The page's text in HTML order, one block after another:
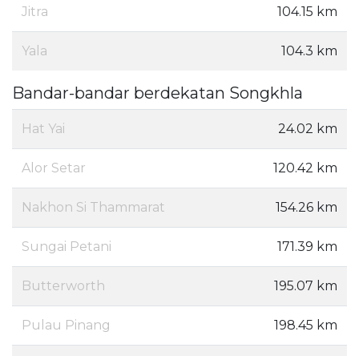
Jitra 104.15 km
Yala 104.3 km
Bandar-bandar berdekatan Songkhla
Hat Yai 24.02 km
Alor Setar 120.42 km
Nakhon Si Thammarat 154.26 km
Sungai Petani 171.39 km
Butterworth 195.07 km
Pulau Pinang 198.45 km